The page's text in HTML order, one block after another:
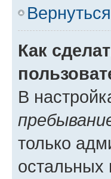
Как
В
только
остальных